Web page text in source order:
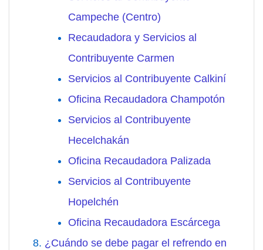
Campeche (Centro)
Recaudadora y Servicios al
Contribuyente Carmen
Servicios al Contribuyente Calkiní
Oficina Recaudadora Champotón
Servicios al Contribuyente
Hecelchakán
Oficina Recaudadora Palizada
Servicios al Contribuyente
Hopelchén
Oficina Recaudadora Escárcega
¿Cuándo se debe pagar el refrendo en